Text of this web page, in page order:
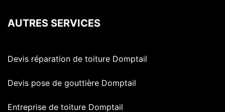
AUTRES SERVICES
Devis réparation de toiture Domptail
Devis pose de gouttière Domptail
Entreprise de toiture Domptail